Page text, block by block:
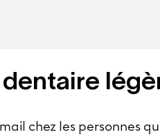
chez les personnes